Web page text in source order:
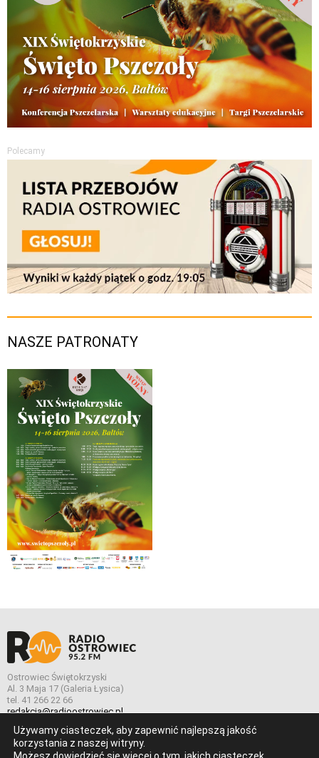
Polecamy
NASZE PATRONATY
Ostrowiec Świętokrzyski
Al. 3 Maja 17 (Galeria Łysica)
tel. 41 266 22 66
redakcja@radioostrowiec.pl
Używamy ciasteczek, aby zapewnić najlepszą jakość
korzystania z naszej witryny.